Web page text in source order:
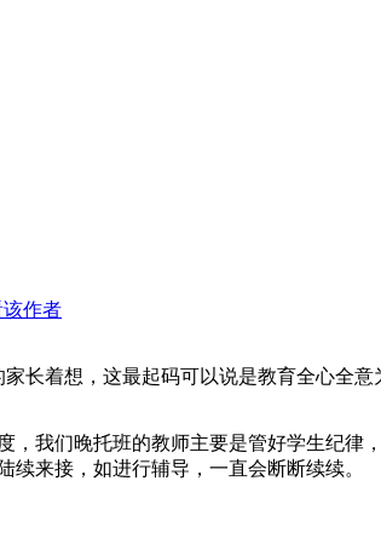
该作者
长着想，这最起码可以说是教育全心全
，我们晚托班的教师主要是管好学生纪
来接，如进行辅导，一直会断断续续。